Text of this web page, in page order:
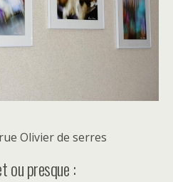
Olivier de serres
ou presque :